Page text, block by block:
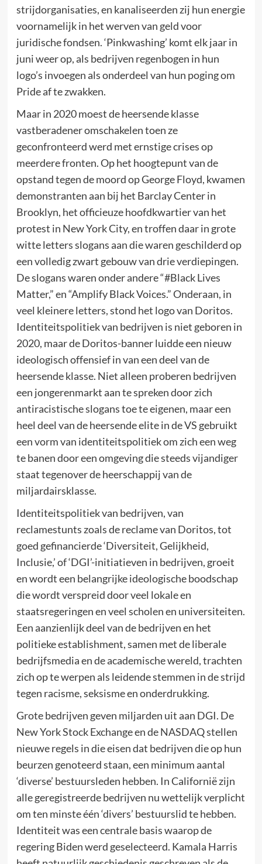
strijdorganisaties, en kanaliseerden zij hun energie
voornamelijk in het werven van geld voor
juridische fondsen. ‘Pinkwashing’ komt elk jaar in
juni weer op, als bedrijven regenbogen in hun
logo’s invoegen als onderdeel van hun poging om
Pride af te zwakken.
Maar in 2020 moest de heersende klasse
vastberadener omschakelen toen ze
geconfronteerd werd met ernstige crises op
meerdere fronten. Op het hoogtepunt van de
opstand tegen de moord op George Floyd, kwamen
demonstranten aan bij het Barclay Center in
Brooklyn, het officieuze hoofdkwartier van het
protest in New York City, en troffen daar in grote
witte letters slogans aan die waren geschilderd op
een volledig zwart gebouw van drie verdiepingen.
De slogans waren onder andere “#Black Lives
Matter,” en “Amplify Black Voices.” Onderaan, in
veel kleinere letters, stond het logo van Doritos.
Identiteitspolitiek van bedrijven is niet geboren in
2020, maar de Doritos-banner luidde een nieuw
ideologisch offensief in van een deel van de
heersende klasse. Niet alleen proberen bedrijven
een jongerenmarkt aan te spreken door zich
antiracistische slogans toe te eigenen, maar een
heel deel van de heersende elite in de VS gebruikt
een vorm van identiteitspolitiek om zich een weg
te banen door een omgeving die steeds vijandiger
staat tegenover de heerschappij van de
miljardairsklasse.
Identiteitspolitiek van bedrijven, van
reclamestunts zoals de reclame van Doritos, tot
goed gefinancierde ‘Diversiteit, Gelijkheid,
Inclusie,’ of ‘DGI’-initiatieven in bedrijven, groeit
en wordt een belangrijke ideologische boodschap
die wordt verspreid door veel lokale en
staatsregeringen en veel scholen en universiteiten.
Een aanzienlijk deel van de bedrijven en het
politieke establishment, samen met de liberale
bedrijfsmedia en de academische wereld, trachten
zich op te werpen als leidende stemmen in de strijd
tegen racisme, seksisme en onderdrukking.
Grote bedrijven geven miljarden uit aan DGI. De
New York Stock Exchange en de NASDAQ stellen
nieuwe regels in die eisen dat bedrijven die op hun
beurzen genoteerd staan, een minimum aantal
‘diverse’ bestuursleden hebben. In Californië zijn
alle geregistreerde bedrijven nu wettelijk verplicht
om ten minste één ‘divers’ bestuurslid te hebben.
Identiteit was een centrale basis waarop de
regering Biden werd geselecteerd. Kamala Harris